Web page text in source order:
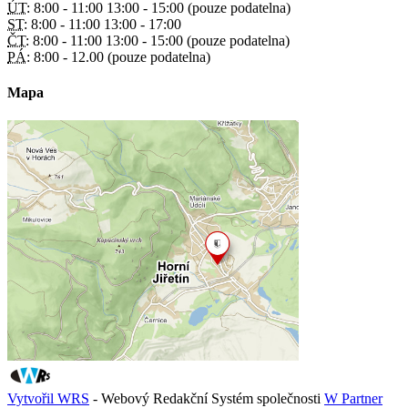
ÚT: 8:00 - 11:00 13:00 - 15:00 (pouze podatelna)
ST: 8:00 - 11:00 13:00 - 17:00
ČT: 8:00 - 11:00 13:00 - 15:00 (pouze podatelna)
PÁ: 8:00 - 12.00 (pouze podatelna)
Mapa
Vytvořil WRS - Webový Redakční Systém společnosti W Partner